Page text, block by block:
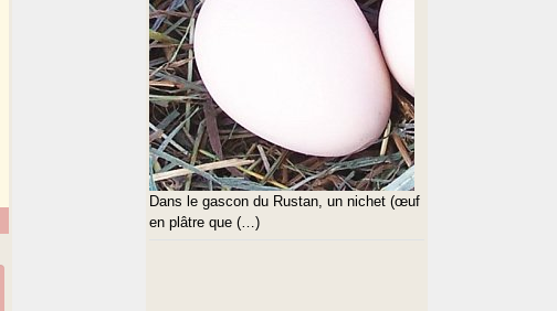
Dans le gascon du Rustan, un nichet (œuf
en plâtre que (…)